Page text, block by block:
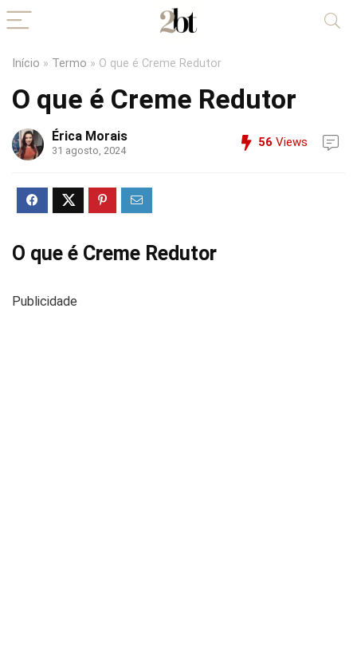
Início » Termo » O que é Creme Redutor
O que é Creme Redutor
Érica Morais
31 agosto, 2024
56 Views
O que é Creme Redutor
Publicidade